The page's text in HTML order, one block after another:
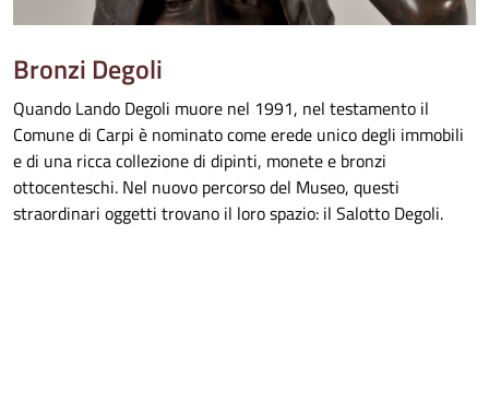
Bronzi Degoli
Quando Lando Degoli muore nel 1991, nel testamento il
Comune di Carpi è nominato come erede unico degli immobili
e di una ricca collezione di dipinti, monete e bronzi
ottocenteschi. Nel nuovo percorso del Museo, questi
straordinari oggetti trovano il loro spazio: il Salotto Degoli.